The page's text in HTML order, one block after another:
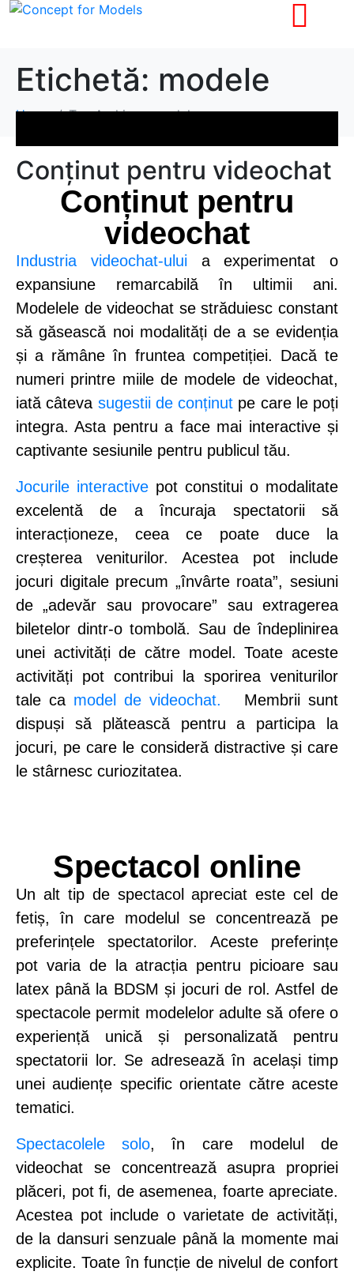
Etichetă: modele
Home Tag Archives: modele
Conținut pentru videochat
Conținut pentru
videochat
Industria videochat-uluia experimentat o
expansiune remarcabilă în ultimii ani.
Modelele de videochat se străduiesc constant
să găsească noi modalități de a se evidenția
și a rămâne în fruntea competiției. Dacă te
numeri printre miile de modele de videochat,
iată câteva sugestii de conținut pe care le poți
integra. Asta pentru a face mai interactive și
captivante sesiunile pentru publicul tău.
Jocurile interactive pot constitui o modalitate
excelentă de a încuraja spectatorii să
interacționeze, ceea ce poate duce la
creșterea veniturilor. Acestea pot include
jocuri digitale precum „învârte roata”, sesiuni
de „adevăr sau provocare” sau extragerea
biletelor dintr-o tombolă. Sau de îndeplinirea
unei activități de către model. Toate aceste
activități pot contribui la sporirea veniturilor
tale ca model de videochat. Membrii sunt
dispuși să plătească pentru a participa la
jocuri, pe care le consideră distractive și care
le stârnesc curiozitatea.
Spectacol online
Un alt tip de spectacol apreciat este cel de
fetiș, în care modelul se concentrează pe
preferințele spectatorilor. Aceste preferințe
pot varia de la atracția pentru picioare sau
latex până la BDSM și jocuri de rol. Astfel de
spectacole permit modelelor adulte să ofere o
experiență unică și personalizată pentru
spectatorii lor. Se adresează în același timp
unei audiențe specific orientate către aceste
tematici.
Spectacolele solo, în care modelul de
videochat se concentrează asupra propriei
plăceri, pot fi, de asemenea, foarte apreciate.
Acestea pot include o varietate de activități,
de la dansuri senzuale până la momente mai
explicite. Toate în funcție de nivelul de confort